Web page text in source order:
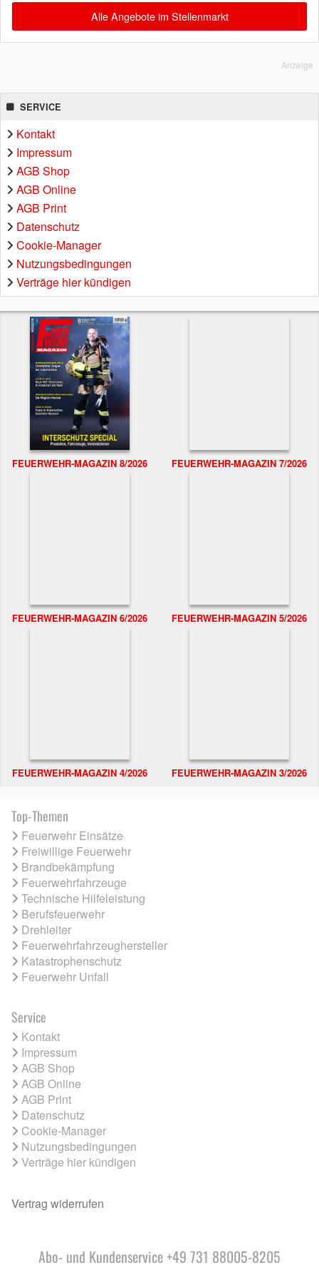
Alle Angebote im Stellenmarkt
Anzeige
SERVICE
Kontakt
Impressum
AGB Shop
AGB Online
AGB Print
Datenschutz
Cookie-Manager
Nutzungsbedingungen
Verträge hier kündigen
FEUERWEHR-MAGAZIN 8/2026 FEUERWEHR-MAGAZIN 7/2026
FEUERWEHR-MAGAZIN 6/2026 FEUERWEHR-MAGAZIN 5/2026
FEUERWEHR-MAGAZIN 4/2026 FEUERWEHR-MAGAZIN 3/2026
Top-Themen
Feuerwehr Einsätze
Freiwillige Feuerwehr
Brandbekämpfung
Feuerwehrfahrzeuge
Technische Hilfeleistung
Berufsfeuerwehr
Drehleiter
Feuerwehrfahrzeughersteller
Katastrophenschutz
Feuerwehr Unfall
Service
Kontakt
Impressum
AGB Shop
AGB Online
AGB Print
Datenschutz
Cookie-Manager
Nutzungsbedingungen
Verträge hier kündigen
Vertrag widerrufen
Abo- und Kundenservice +49 731 88005-8205